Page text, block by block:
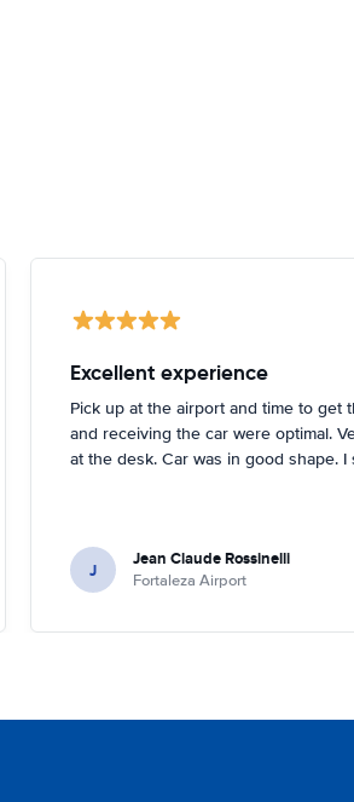
Excellent experience
Pick up at the airport and time to get
and receiving the car were optimal.
at the desk. Car was in good shape. I
J Jean Claude Rossinelli
Fortaleza Airport